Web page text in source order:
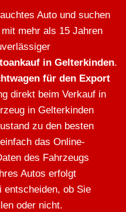
Auto und suchen
mehr als 15 Jahren
in Gelterkinden.
für den Export
direkt beim Verkauf in
in Gelterkinden
zu den besten
das Online-
des Fahrzeugs
Autos erfolgt
entscheiden, ob Sie
oder nicht.